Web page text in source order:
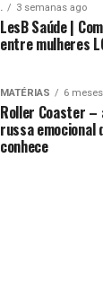
. 3 semanas ago
LesB Saúde |
entre mulheres
MATÉRIAS 6
Roller Coaster –
russa emocional
conhece